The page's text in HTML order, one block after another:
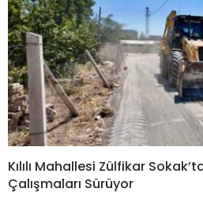
Kılılı Mahallesi Zülfikar
Çalışmaları Sürüyor